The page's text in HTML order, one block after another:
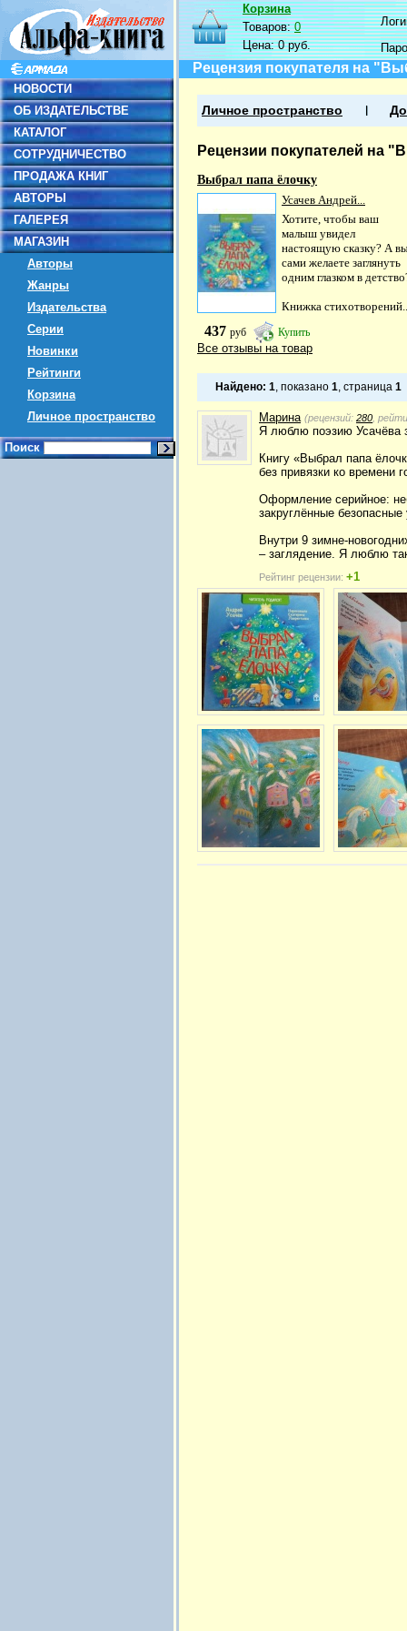
НОВОСТИ
ОБ ИЗДАТЕЛЬСТВЕ
КАТАЛОГ
СОТРУДНИЧЕСТВО
ПРОДАЖА КНИГ
АВТОРЫ
ГАЛЕРЕЯ
МАГАЗИН
Авторы
Жанры
Издательства
Серии
Новинки
Рейтинги
Корзина
Личное пространство
Поиск
Корзина
Товаров:0
Цена:0 руб.
Рецензия покупателя на
Личное пространство
Рецензии покупателей на
Выбрал папа ёлочку
Усачев Андрей...
Хотите, чтобы ваш
малыш увидел
настоящую сказку? А
сами желаете заглянуть
одним глазком в
Книжка
437 руб Купить
Все отзывы на товар
Найдено: 1, показано 1, страница 1
Марина (рецензий: 280 ,
Я люблю поэзию Усачёва
Книгу «Выбрал папа
без привязки ко времени
Оформление серийное:
закруглённые безопасные
Внутри 9 зимне-
– заглядение. Я люблю
Рейтинг рецензии: +1